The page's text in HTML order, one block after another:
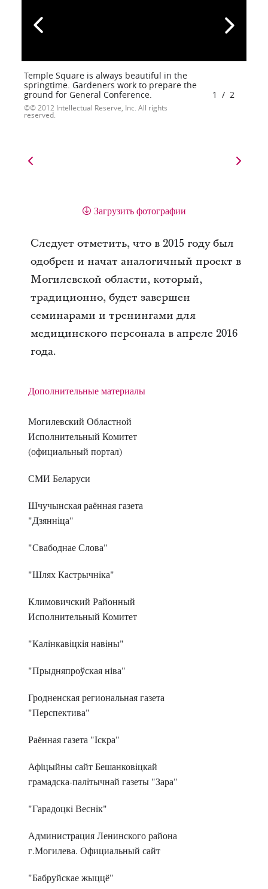
Temple Square is always beautiful in the
springtime. Gardeners work to prepare the
ground for General Conference.
© 2012 Intellectual Reserve, Inc. All rights
reserved.
1 / 2
Загрузить фотографии
Следует отметить, что в 2015 году был
одобрен и начат аналогичный проект в
Могилевской области, который,
традиционно, будет завершен
семинарами и тренингами для
медицинского персонала в апреле 2016
года.
Дополнительные материалы
Могилевский Областной
Исполнительный Комитет
(официальный портал)
СМИ Беларуси
Шчучынская раённая газета
"Дзяннiца"
"Свабоднае Слова"
"Шлях Кастрычнiка"
Климовичский Районный
Исполнительный Комитет
"Калiнкавiцкiя навiны"
"Прыдняпроўская ніва"
Гродненская региональная газета
"Перспектива"
Раённая газета "Iскра"
Афіцыйны сайт Бешанковiцкай
грамадска-палiтычнай газеты "Зара"
"Гарадоцкi Веснiк"
Администрация Ленинского района
г.Могилева. Официальный сайт
"Бабруйскае жыццё"